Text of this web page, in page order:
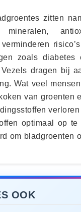
zitten
mineralen,
zoals
Vezels dragen bij
Wat veel
van groenten
optimaal op
om bladgroenten
OOK